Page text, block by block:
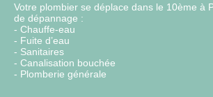
Votre plombier se déplace dans le 10ème à
de dépannage :
- Chauffe-eau
- Fuite d’eau
- Sanitaires
- Canalisation bouchée
- Plomberie générale